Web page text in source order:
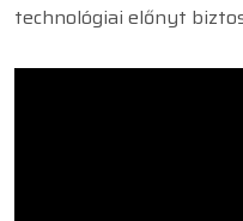
technológiai előnyt